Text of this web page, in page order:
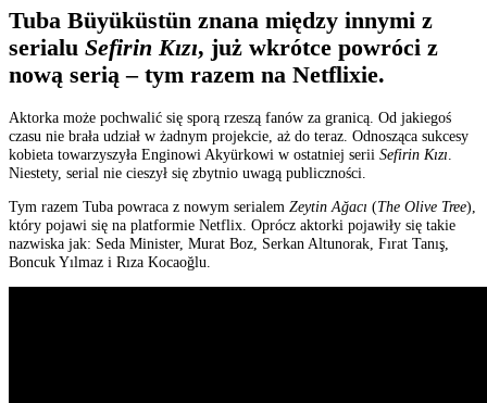
Tuba Büyüküstün znana między innymi z
serialu Sefirin Kızı, już wkrótce powróci z
nową serią – tym razem na Netflixie.
Aktorka może pochwalić się sporą rzeszą fanów za granicą. Od jakiegoś
czasu nie brała udział w żadnym projekcie, aż do teraz. Odnosząca sukcesy
kobieta towarzyszyła Enginowi Akyürkowi w ostatniej serii Sefirin Kızı
Niestety, serial nie cieszył się zbytnio uwagą publiczności.
Tym razem Tuba powraca z nowym serialem Zeytin Ağacı (The Olive Tree),
który pojawi się na platformie Netflix. Oprócz aktorki pojawiły się takie
nazwiska jak: Seda Minister, Murat Boz, Serkan Altunorak, Fırat Tanış,
Boncuk Yılmaz i Rıza Kocaoğlu.